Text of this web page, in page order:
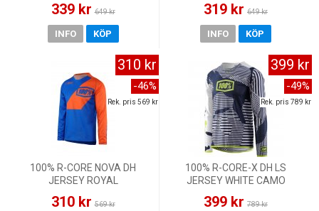
339 kr 649 kr
INFO KÖP
319 kr 649 kr
INFO KÖP
100% R-CORE NOVA DH
JERSEY ROYAL
310 kr 569 kr
310 kr
-46%
Rek. pris 569 kr
100% R-CORE-X DH LS
JERSEY WHITE CAMO
399 kr 789 kr
399 kr
-49%
Rek. pris 789 kr